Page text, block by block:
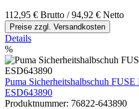
112,95 € Brutto / 94,92 € Netto
Preise zzgl. Versandkosten
Details
%
Puma Sicherheitshalbschuh
ESD643890
Produktnummer: 76822-643890